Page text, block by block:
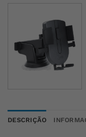
DESCRIÇÃO